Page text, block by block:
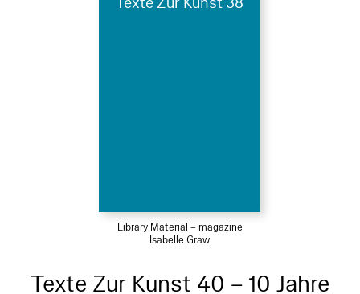
Library Material – magazine
Isabelle Graw
Texte Zur Kunst 40 – 10 Jahre